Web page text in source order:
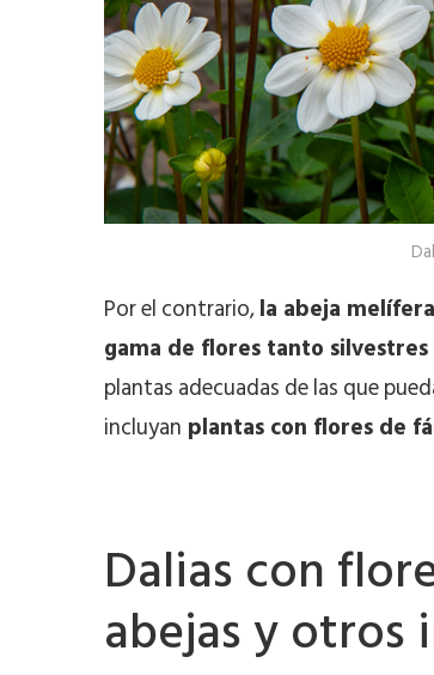
Por el contrario,la abeja
gama de flores tanto
plantas adecuadas de las que
incluyan plantas con flores de
Dalias con
abejas y otros